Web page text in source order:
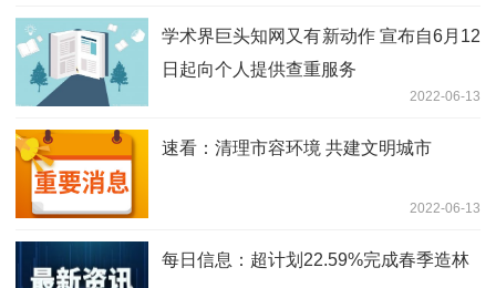
学术界巨头知网又有新动作 宣布自6月12
日起向个人提供查重服务
2022-06-13
速看：清理市容环境 共建文明城市
2022-06-13
每日信息：超计划22.59%完成春季造林